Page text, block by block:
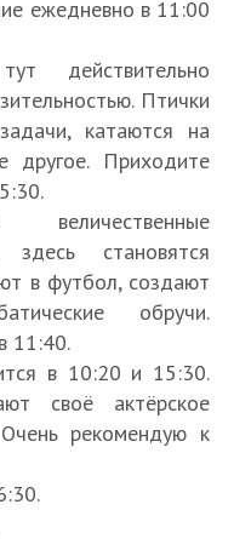
ежедневно в 11:00
действительно
Птички
катаются на
другое. Приходите
здесь становятся
в футбол, создают
обручи.
11:40.
в 10:20 и 15:30.
своё актёрское
рекомендую к